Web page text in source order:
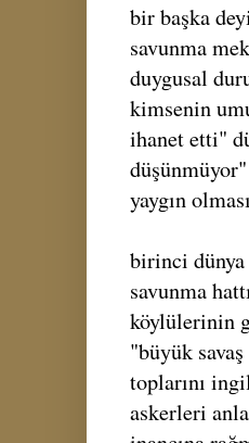
bir başka
savunma
duygusal
kimsenin
ihanet etti"
yaygın
birinci
savunma
köylülerinin
"büyük
toplarını
askerleri